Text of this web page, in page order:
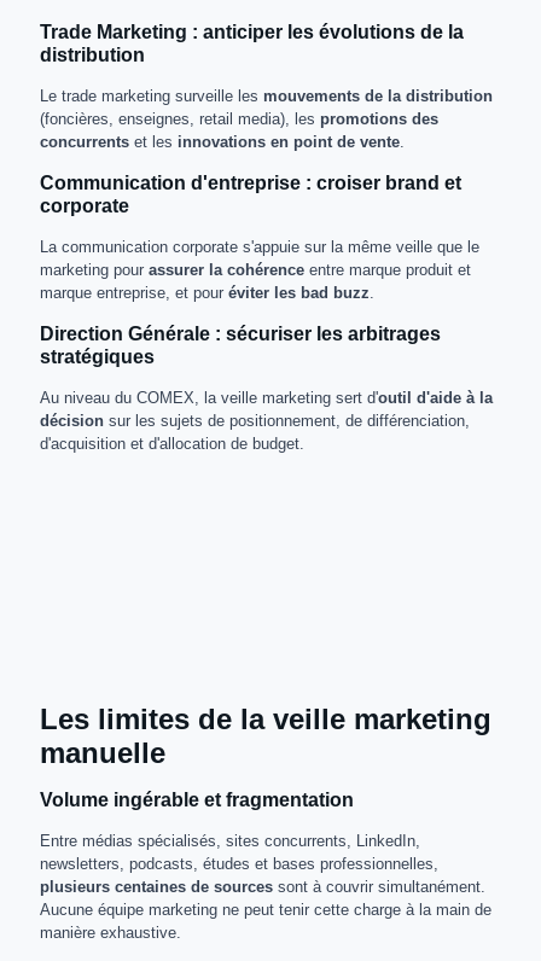
Trade Marketing : anticiper les évolutions de la
distribution
Le trade marketing surveille les mouvements de la distribution
(foncières, enseignes, retail media), les promotions des
concurrents et les innovations en point de vente
Communication d'entreprise : croiser brand et
corporate
La communication corporate s'appuie sur la même veille que le
marketing pour assurer la cohérence entre marque produit et
marque entreprise, et pour éviter les bad buzz
Direction Générale : sécuriser les arbitrages
stratégiques
Au niveau du COMEX, la veille marketing sert d'outil d'aide à la
décision sur les sujets de positionnement, de différenciation,
d'acquisition et d'allocation de budget.
Les limites de la veille marketing
manuelle
Volume ingérable et fragmentation
Entre médias spécialisés, sites concurrents, LinkedIn,
newsletters, podcasts, études et bases professionnelles,
plusieurs centaines de sources sont à couvrir simultanément.
Aucune équipe marketing ne peut tenir cette charge à la main de
manière exhaustive.